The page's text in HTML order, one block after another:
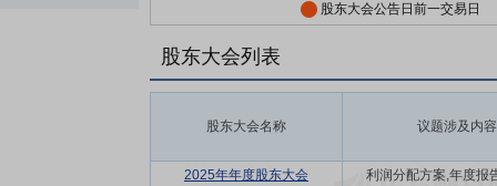
股东大会公告日前一交易日
股东大会列表
股东大会名称 议题涉及内容
2025年年度股东大会
利润分配方案,年度报